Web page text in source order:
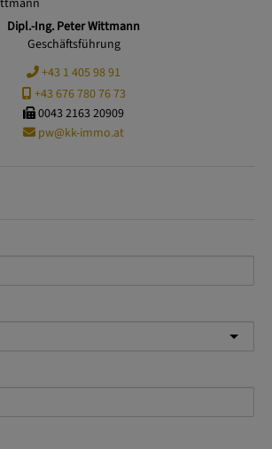
Dipl.-Ing. Peter Wittmann
Geschäftsführung
+43 1 405 98 91
+43 676 780 76 73
0043 2163 20909
pw@kk-immo.at